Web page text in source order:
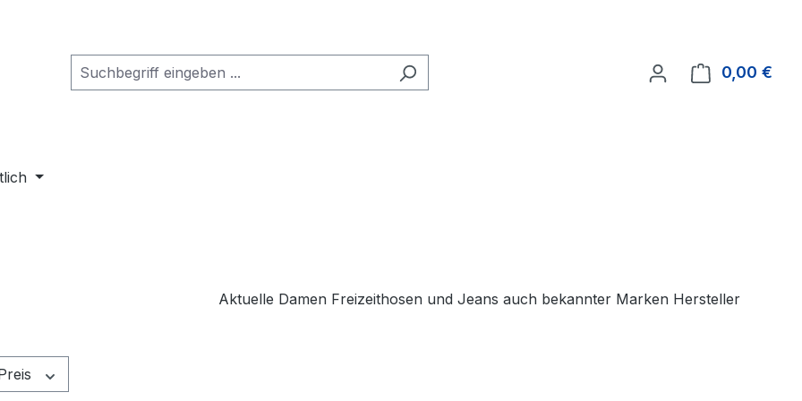
0,00 €
Aktuelle Damen Freizeithosen und Jeans auch bekannter Marken Hersteller